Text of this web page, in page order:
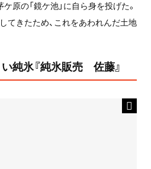
原の「鏡ケ池」に自ら身を投げた。
てきたため、これをあわれんだ土地
純氷『純氷販売 佐藤』